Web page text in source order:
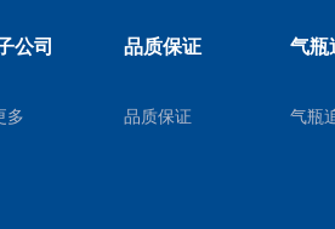
公司
多
品质保证
品质保证
气瓶
气瓶